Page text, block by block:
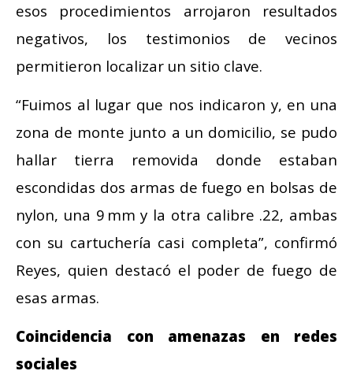
esos procedimientos arrojaron resultados
negativos, los testimonios de vecinos
permitieron localizar un sitio clave.
“Fuimos al lugar que nos indicaron y, en una
zona de monte junto a un domicilio, se pudo
hallar tierra removida donde estaban
escondidas dos armas de fuego en bolsas de
nylon, una 9 mm y la otra calibre .22, ambas
con su cartuchería casi completa”, confirmó
Reyes, quien destacó el poder de fuego de
esas armas.
Coincidencia con amenazas en redes
sociales